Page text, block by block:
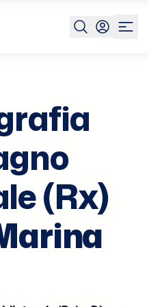
Calcagno Bilaterale Rx
Diano
(Rx)